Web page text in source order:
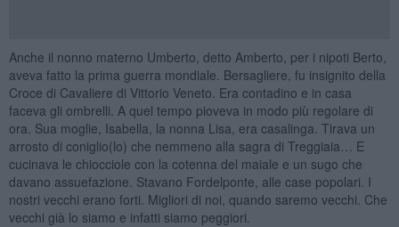
Anche il nonno materno Umberto, detto Amberto, per i nipoti Berto,
aveva fatto la prima guerra mondiale. Bersagliere, fu insignito della
Croce di Cavaliere di Vittorio Veneto. Era contadino e in casa
faceva gli ombrelli. A quel tempo pioveva in modo più regolare di
ora. Sua moglie, Isabella, la nonna Lisa, era casalinga. Tirava un
arrosto di coniglio(lo) che nemmeno alla sagra di Treggiaia… E
cucinava le chiocciole con la cotenna del maiale e un sugo che
davano assuefazione. Stavano Fordelponte, alle case popolari. I
nostri vecchi erano forti. Migliori di noi, quando saremo vecchi. Che
vecchi già lo siamo e infatti siamo peggiori.